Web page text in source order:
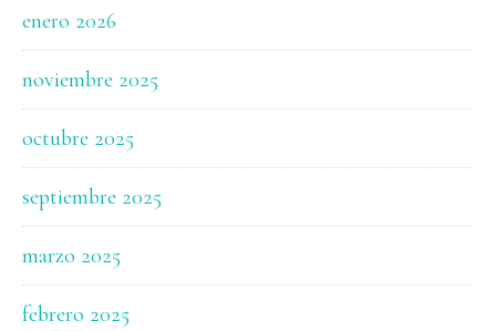
enero 2026
noviembre 2025
octubre 2025
septiembre 2025
marzo 2025
febrero 2025